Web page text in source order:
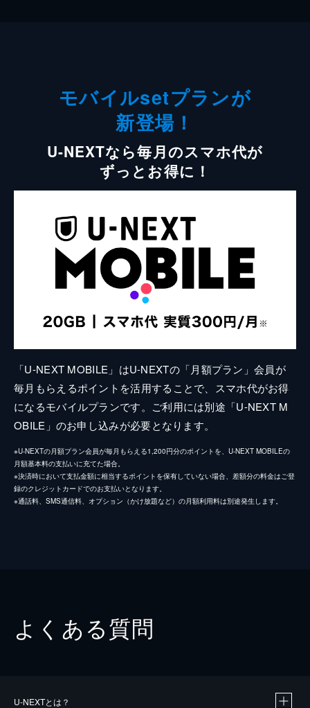
モバイルsetプランが
新登場！
U-NEXTなら毎月のスマホ代が
ずっとお得に！
「U-NEXT MOBILE」はU-NEXTの「月額プラン」会員が
毎月もらえるポイントを活用することで、スマホ代がお得
になるモバイルプランです。ご利用には別途「U-NEXT M
OBILE」のお申し込みが必要となります。
※U-NEXTの月額プラン会員が毎月もらえる1,200円分のポイントを、U-NEXT MOBILEの
月額基本料の支払いに充てた場合。
※決済時において支払金額に相当するポイントを保有していない場合、差額分の料金はご登
録のクレジットカードでのお支払いとなります。
※通話料、SMS通信料、オプション（かけ放題など）の月額利用料は別途発生します。
よくある質問
U-NEXTとは？